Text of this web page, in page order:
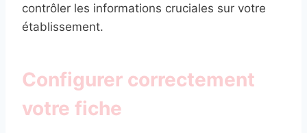
contrôler les informations cruciales sur votre
établissement.
Configurer correctement
votre fiche